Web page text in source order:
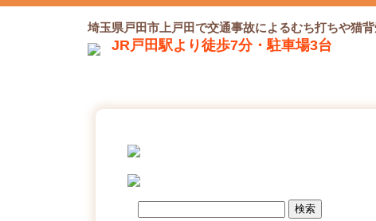
埼玉県戸田市上戸田で交通事故によるむち打ちや猫
JR戸田駅より徒歩7分・駐車場3台